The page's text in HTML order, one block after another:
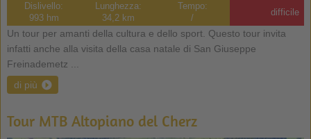
Dislivello:
993 hm
Lunghezza:
34,2 km
Tempo:
/
difficile
Un tour per amanti della cultura e dello sport. Questo tour invita
infatti anche alla visita della casa natale di San Giuseppe
Freinademetz ...
di più
Tour MTB Altopiano del Cherz